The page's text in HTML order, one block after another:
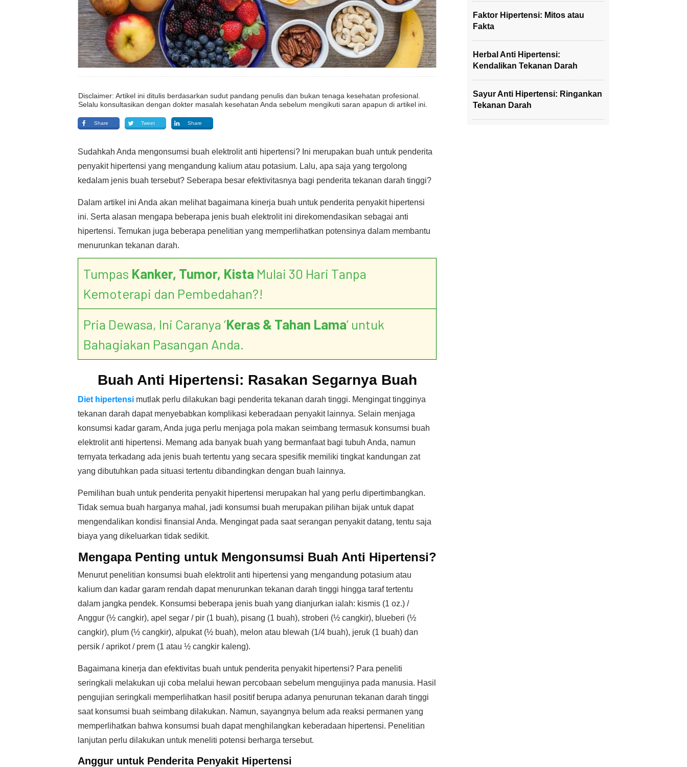
Disclaimer: Artikel ini ditulis berdasarkan sudut pandang penulis dan bukan tenaga kesehatan profesional.
Selalu konsultasikan dengan dokter masalah kesehatan Anda sebelum mengikuti saran apapun di artikel ini.
Share Tweet Share
Sudahkah Anda mengonsumsi buah elektrolit anti hipertensi? Ini merupakan buah untuk penderita
penyakit hipertensi yang mengandung kalium atau potasium. Lalu, apa saja yang tergolong
kedalam jenis buah tersebut? Seberapa besar efektivitasnya bagi penderita tekanan darah tinggi?
Dalam artikel ini Anda akan melihat bagaimana kinerja buah untuk penderita penyakit hipertensi
ini. Serta alasan mengapa beberapa jenis buah elektrolit ini direkomendasikan sebagai anti
hipertensi. Temukan juga beberapa penelitian yang memperlihatkan potensinya dalam membantu
menurunkan tekanan darah.
Tumpas Kanker, Tumor, Kista Mulai 30 Hari Tanpa
Kemoterapi dan Pembedahan?!
Pria Dewasa, Ini Caranya ‘Keras & Tahan Lama’ untuk
Bahagiakan Pasangan Anda.
Buah Anti Hipertensi: Rasakan Segarnya Buah
Diet hipertensi mutlak perlu dilakukan bagi penderita tekanan darah tinggi. Mengingat tingginya
tekanan darah dapat menyebabkan komplikasi keberadaan penyakit lainnya. Selain menjaga
konsumsi kadar garam, Anda juga perlu menjaga pola makan seimbang termasuk konsumsi buah
elektrolit anti hipertensi. Memang ada banyak buah yang bermanfaat bagi tubuh Anda, namun
ternyata terkadang ada jenis buah tertentu yang secara spesifik memiliki tingkat kandungan zat
yang dibutuhkan pada situasi tertentu dibandingkan dengan buah lainnya.
Pemilihan buah untuk penderita penyakit hipertensi merupakan hal yang perlu dipertimbangkan.
Tidak semua buah harganya mahal, jadi konsumsi buah merupakan pilihan bijak untuk dapat
mengendalikan kondisi finansial Anda. Mengingat pada saat serangan penyakit datang, tentu saja
biaya yang dikeluarkan tidak sedikit.
Mengapa Penting untuk Mengonsumsi Buah Anti Hipertensi?
Menurut penelitian konsumsi buah elektrolit anti hipertensi yang mengandung potasium atau
kalium dan kadar garam rendah dapat menurunkan tekanan darah tinggi hingga taraf tertentu
dalam jangka pendek. Konsumsi beberapa jenis buah yang dianjurkan ialah: kismis (1 oz.) /
Anggur (½ cangkir), apel segar / pir (1 buah), pisang (1 buah), stroberi (½ cangkir), blueberi (½
cangkir), plum (½ cangkir), alpukat (½ buah), melon atau blewah (1/4 buah), jeruk (1 buah) dan
persik / aprikot / prem (1 atau ½ cangkir kaleng).
Bagaimana kinerja dan efektivitas buah untuk penderita penyakit hipertensi? Para peneliti
seringkali melakukan uji coba melalui hewan percobaan sebelum mengujinya pada manusia. Hasil
pengujian seringkali memperlihatkan hasil positif berupa adanya penurunan tekanan darah tinggi
saat konsumsi buah seimbang dilakukan. Namun, sayangnya belum ada reaksi permanen yang
memperlihatkan bahwa konsumsi buah dapat menghilangkan keberadaan hipertensi. Penelitian
lanjutan perlu dilakukan untuk meneliti potensi berharga tersebut.
Anggur untuk Penderita Penyakit Hipertensi
Faktor Hipertensi: Mitos atau
Fakta
Herbal Anti Hipertensi:
Kendalikan Tekanan Darah
Sayur Anti Hipertensi: Ringankan
Tekanan Darah